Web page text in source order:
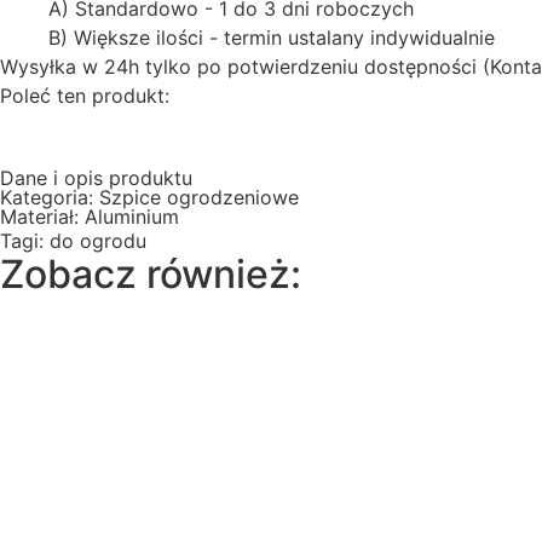
A) Standardowo - 1 do 3 dni roboczych
B) Większe ilości - termin ustalany indywidualnie
Wysyłka w 24h tylko po potwierdzeniu dostępności
Poleć ten produkt:
Dane i opis produktu
Kategoria: Szpice ogrodzeniowe
Materiał: Aluminium
Tagi: do ogrodu
Zobacz również: